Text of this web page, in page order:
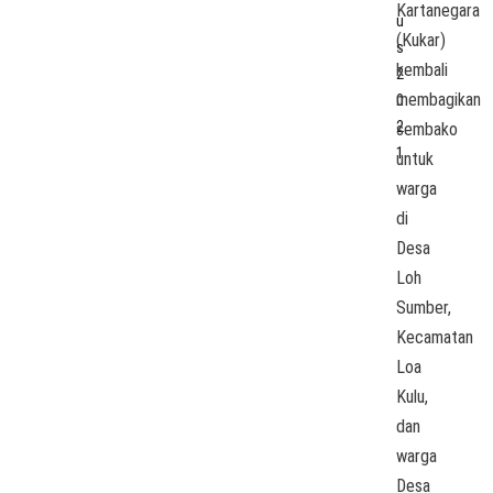
u
s
2
0
2
1
Kartanegara
(Kukar)
kembali
membagikan
sembako
untuk
warga
di
Desa
Loh
Sumber,
Kecamatan
Loa
Kulu,
dan
warga
Desa